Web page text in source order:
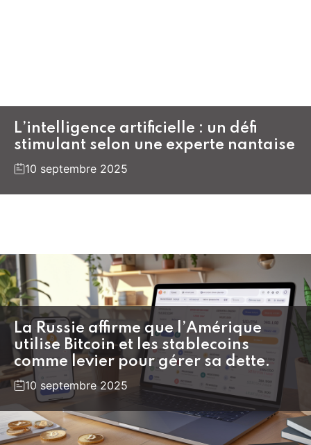
L’intelligence artificielle : un défi
stimulant selon une experte nantaise
10 septembre 2025
La Russie affirme que l’Amérique
utilise Bitcoin et les stablecoins
comme levier pour gérer sa dette.
10 septembre 2025